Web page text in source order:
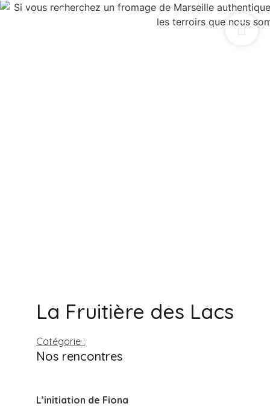
La Fruitière des Lacs
Catégorie :
Nos rencontres
L’initiation de Fiona